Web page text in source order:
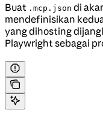
Buat .mcp.json di
mendefinisikan
yang dihosting
Playwright sebagai